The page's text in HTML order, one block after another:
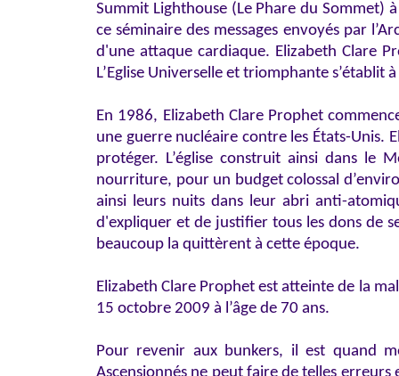
Summit Lighthouse (Le Phare du
ce séminaire des messages envoyés par
d'une attaque cardiaque. Elizabeth Clare
L’Eglise Universelle et triomphante s’établit
En 1986, Elizabeth Clare Prophet
une guerre nucléaire contre les États-Unis.
protéger. L’église construit ainsi dans
nourriture, pour un budget colossal
ainsi leurs nuits dans leur abri anti-
d'expliquer et de justifier tous les dons de
beaucoup la quittèrent à cette époque.
Elizabeth Clare Prophet est atteinte de la
15 octobre 2009 à l’âge de 70 ans.
Pour revenir aux bunkers, il est quand